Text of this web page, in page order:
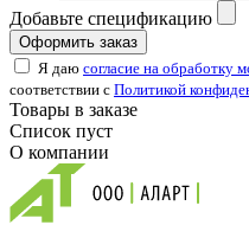
Добавьте спецификацию
Оформить заказ
Я даю согласие на обработку
соответствии с Политикой
Товары в заказе
Список пуст
О компании